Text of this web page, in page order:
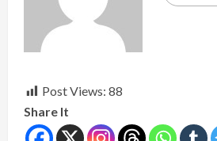
Post Views: 88
Share It